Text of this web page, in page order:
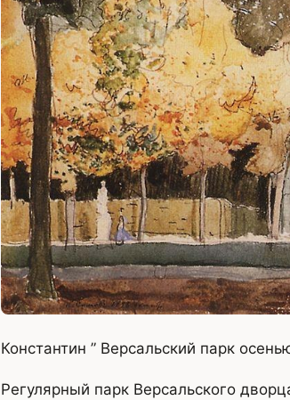
Константин ” Версальский парк
Регулярный парк Версальского